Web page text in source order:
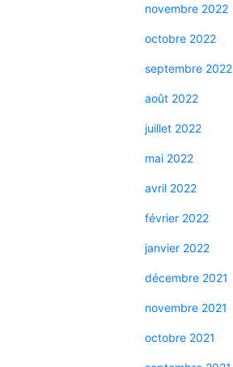
novembre 2022
octobre 2022
septembre 2022
août 2022
juillet 2022
mai 2022
avril 2022
février 2022
janvier 2022
décembre 2021
novembre 2021
octobre 2021